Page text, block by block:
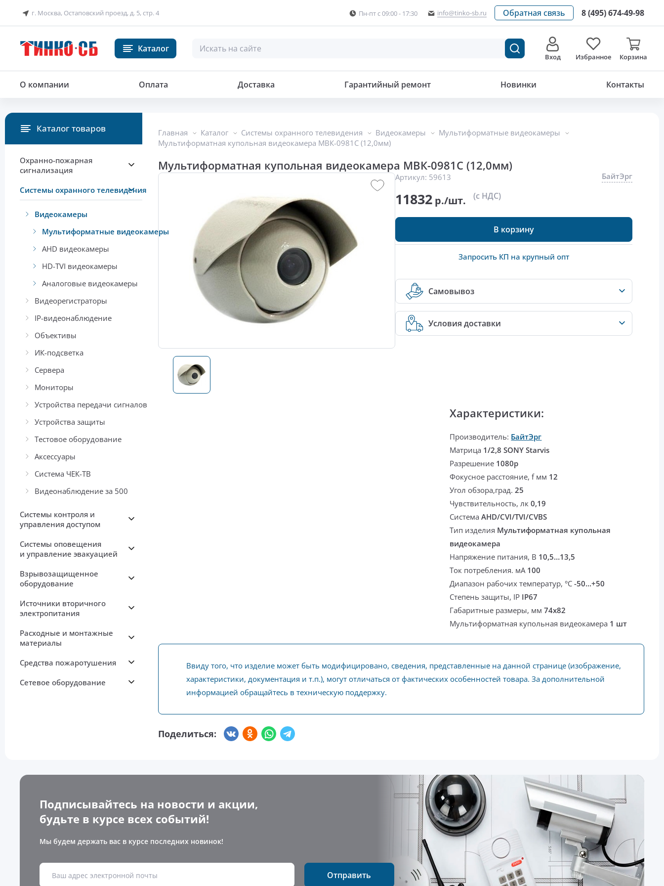
г. Москва, Остаповский проезд, д. 5, стр. 4 Пн-пт с 09:00 - 17:30 info@tinko-sb.ru Обратная связь 8 (495) 674-49-98
Каталог
Вход Избранное Корзина
О компании Оплата Доставка Гарантийный ремонт Новинки Контакты
Главная Каталог Системы охранного телевидения Видеокамеры
Мультиформатные видеокамеры
Мультиформатная купольная видеокамера МВК-0981С (12,0мм)
Мультиформатная купольная видеокамера МВК-0981С (12,0мм)
Артикул: 59613 БайтЭрг
11832 р./шт. (с НДС)
В корзину
Запросить КП на крупный опт
Самовывоз
Условия доставки
Характеристики:
Производитель: БайтЭрг
Матрица 1/2,8 SONY Starvis
Разрешение 1080p
Фокусное расстояние, f мм 12
Угол обзора,град.25
Чувствительность, лк0,19
СистемаAHD/CVI/TVI/CVBS
Тип изделия Мультиформатная купольная
видеокамера
Напряжение питания, В 10,5…13,5
Ток потребления. мА 100
Диапазон рабочих температур, °С-50...+50
Степень защиты, IP IP67
Габаритные размеры, мм74x82
Мультиформатная купольная видеокамера 1 шт
Ввиду того, что изделие может быть модифицировано, сведения, представленные на данной странице (изображение,
характеристики, документация и т.п.), могут отличаться от фактических особенностей товара. За дополнительной
информацией обращайтесь в техническую поддержку.
Поделиться:
Каталог товаров
Охранно-пожарная
сигнализация
Системы охранного телевидения
Видеокамеры
Мультиформатные видеокамеры
AHD видеокамеры
HD-TVI видеокамеры
Аналоговые видеокамеры
Видеорегистраторы
IP-видеонаблюдение
Объективы
ИК-подсветка
Сервера
Мониторы
Устройства передачи сигналов
Устройства защиты
Тестовое оборудование
Аксессуары
Система ЧЕК-ТВ
Видеонаблюдение за 500
Системы контроля и
управления доступом
Системы оповещения
и управление эвакуацией
Взрывозащищенное
оборудование
Источники вторичного
электропитания
Расходные и монтажные
материалы
Средства пожаротушения
Сетевое оборудование
11 832р./шт.
Подписывайтесь на новости и акции,
будьте в курсе всех событий!
Мы будем держать вас в курсе последних новинок!
Отправить